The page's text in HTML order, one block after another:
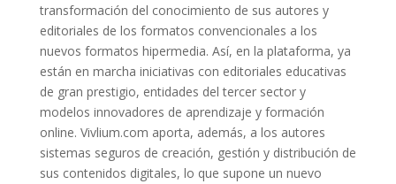
transformación del conocimiento de sus autores y
editoriales de los formatos convencionales a los
nuevos formatos hipermedia. Así, en la plataforma, ya
están en marcha iniciativas con editoriales educativas
de gran prestigio, entidades del tercer sector y
modelos innovadores de aprendizaje y formación
online. Vivlium.com aporta, además, a los autores
sistemas seguros de creación, gestión y distribución de
sus contenidos digitales, lo que supone un nuevo